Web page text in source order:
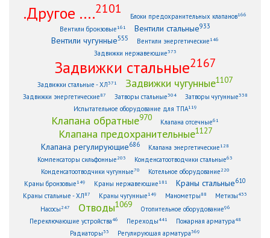
.Другое ....2101
Блоки предохранительных клапанов166
Вентили бронзовые161 Вентили стальные933
Вентили чугунные555 Вентили энергетические146
Задвижки нержавеющие373
Задвижки стальные2167
Задвижки стальные - ХЛ371 Задвижки чугунные1107
Задвижки энергетические87 Затворы стальные304 Затворы чугунные338
Испытательное оборудование для ТПА119
Клапана обратные970 Клапана отсечные61
Клапана предохранительные1127
Клапана регулирующие686 Клапана энергетические128
Компенсаторы сильфонные 203 Конденсатоотводчики стальные63
Конденсатоотводчики чугунные70 Котельное оборудование 220
Краны бронзовые149 Краны нержавеющие181 Краны стальные610
Краны стальные - ХЛ87 Краны чугунные149 Манометры88 Метизы433
Насосы 247 Отводы1069 Отопительное оборудование96
Переключающие устройства46 Переходы441 Пожарная арматура48
Радиаторы33 Регулирующая арматура369